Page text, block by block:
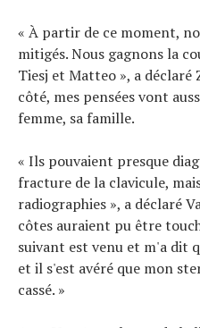
« À partir de ce moment,
mitigés. Nous gagnons la
Tiesj et Matteo », a déclaré
côté, mes pensées vont
femme, sa famille.
« Ils pouvaient presque
fracture de la clavicule,
radiographies », a déclaré
côtes auraient pu être
suivant est venu et m'a dit
et il s'est avéré que mon
cassé. »